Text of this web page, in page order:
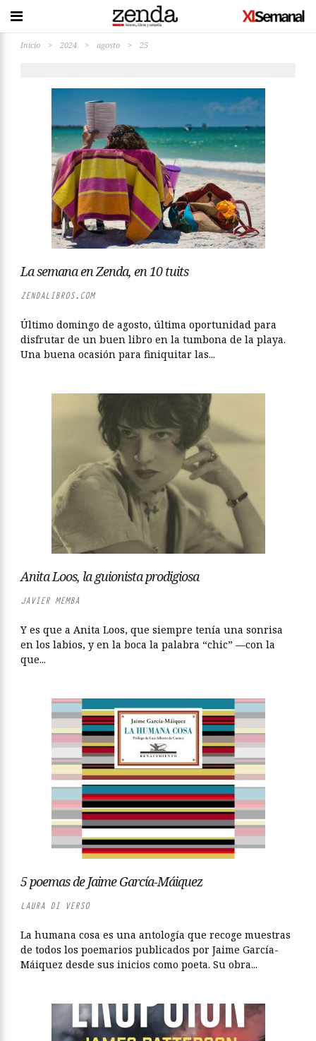
Inicio > 2024 > agosto > 25
La semana en Zenda, en 10 tuits
ZENDALIBROS.COM
Último domingo de agosto, última oportunidad para
disfrutar de un buen libro en la tumbona de la playa.
Una buena ocasión para finiquitar las...
Anita Loos, la guionista prodigiosa
JAVIER MEMBA
Y es que a Anita Loos, que siempre tenía una sonrisa
en los labios, y en la boca la palabra “chic” —con la
que...
5 poemas de Jaime García-Máiquez
LAURA DI VERSO
La humana cosa es una antología que recoge muestras
de todos los poemarios publicados por Jaime García-
Máiquez desde sus inicios como poeta. Su obra...